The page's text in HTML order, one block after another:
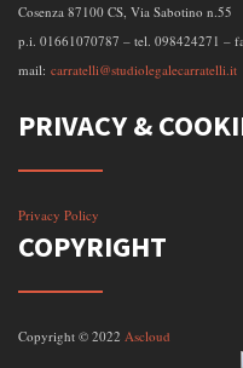
Cosenza 87100 CS, Via Sabotino n.55
p.i. 01661070787 – tel. 098424271 –
mail: carratelli@studiolegalecarratelli.it
PRIVACY &
Privacy Policy
COPYRIGHT
Copyright © 2022 Ascloud